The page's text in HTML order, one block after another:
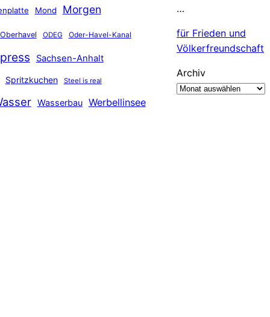
Mond Morgen
Oberhavel ODEG Oder-Havel-Kanal
Sachsen-Anhalt
Spritzkuchen Steel is real
Wasserbau Werbellinsee
…
für Frieden und
Völkerfreundschaft
Archiv